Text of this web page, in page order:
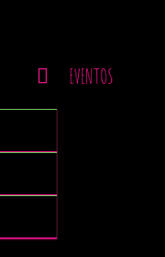
EVENTOS